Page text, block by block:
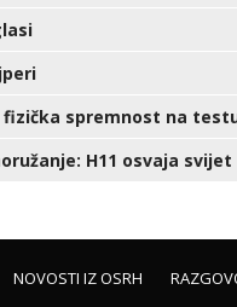
spremnost na
H11 osvaja svijet
NOVOSTI IZ OSRH